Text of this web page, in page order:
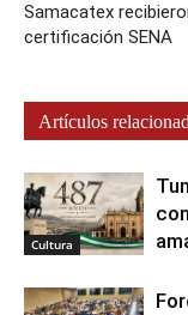
Samacatex
certificación SENA
Artículos
Cultura